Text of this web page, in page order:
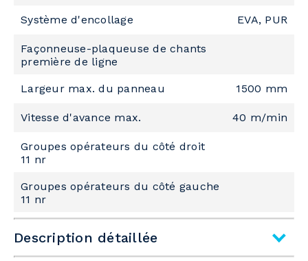
Système d'encollage EVA, PUR
Façonneuse-plaqueuse de chants
première de ligne
Largeur max. du panneau 1500 mm
Vitesse d'avance max. 40 m/min
Groupes opérateurs du côté droit
11 nr
Groupes opérateurs du côté gauche
11 nr
Description détaillée